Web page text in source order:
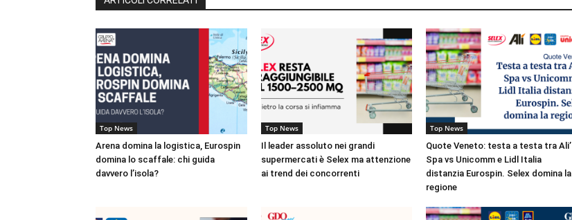
Top News
Arena domina la logistica, Eurospin
domina lo scaffale: chi guida
davvero l’isola?
Top News
Il leader assoluto nei grandi
supermercati è Selex ma attenzione
ai trend dei concorrenti
Top News
Quote Veneto: testa a testa tra Ali’
Spa vs Unicomm e Lidl Italia
distanzia Eurospin. Selex domina la
regione